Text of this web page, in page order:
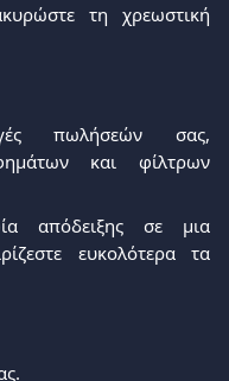
τη χρεωστική
πωλήσεών σας,
και φίλτρων
απόδειξης σε μια
ευκολότερα τα